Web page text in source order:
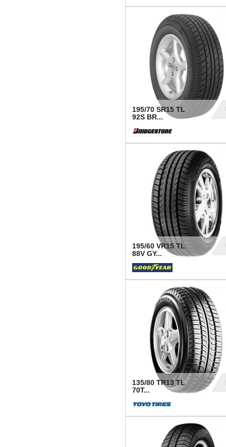
195/70 SR15 TL
92S BR...
195/60 VR15 TL
88V GY...
135/80 TR13 TL
70T...